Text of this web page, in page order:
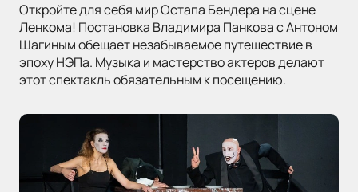
Откройте для себя мир Остапа Бендера на сцене
Ленкома! Постановка Владимира Панкова с Антоном
Шагиным обещает незабываемое путешествие в
эпоху НЭПа. Музыка и мастерство актеров делают
этот спектакль обязательным к посещению.